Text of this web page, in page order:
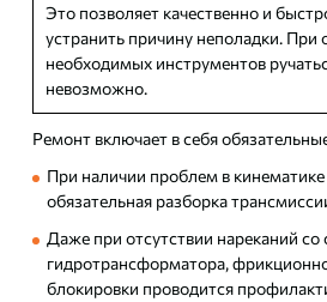
Это позволяет качественно и
устранить причину неполадки. При
необходимых инструментов
невозможно.
Ремонт включает в себя
При наличии проблем в
обязательная разборка
Даже при отсутствии нареканий со
гидротрансформатора,
блокировки проводится